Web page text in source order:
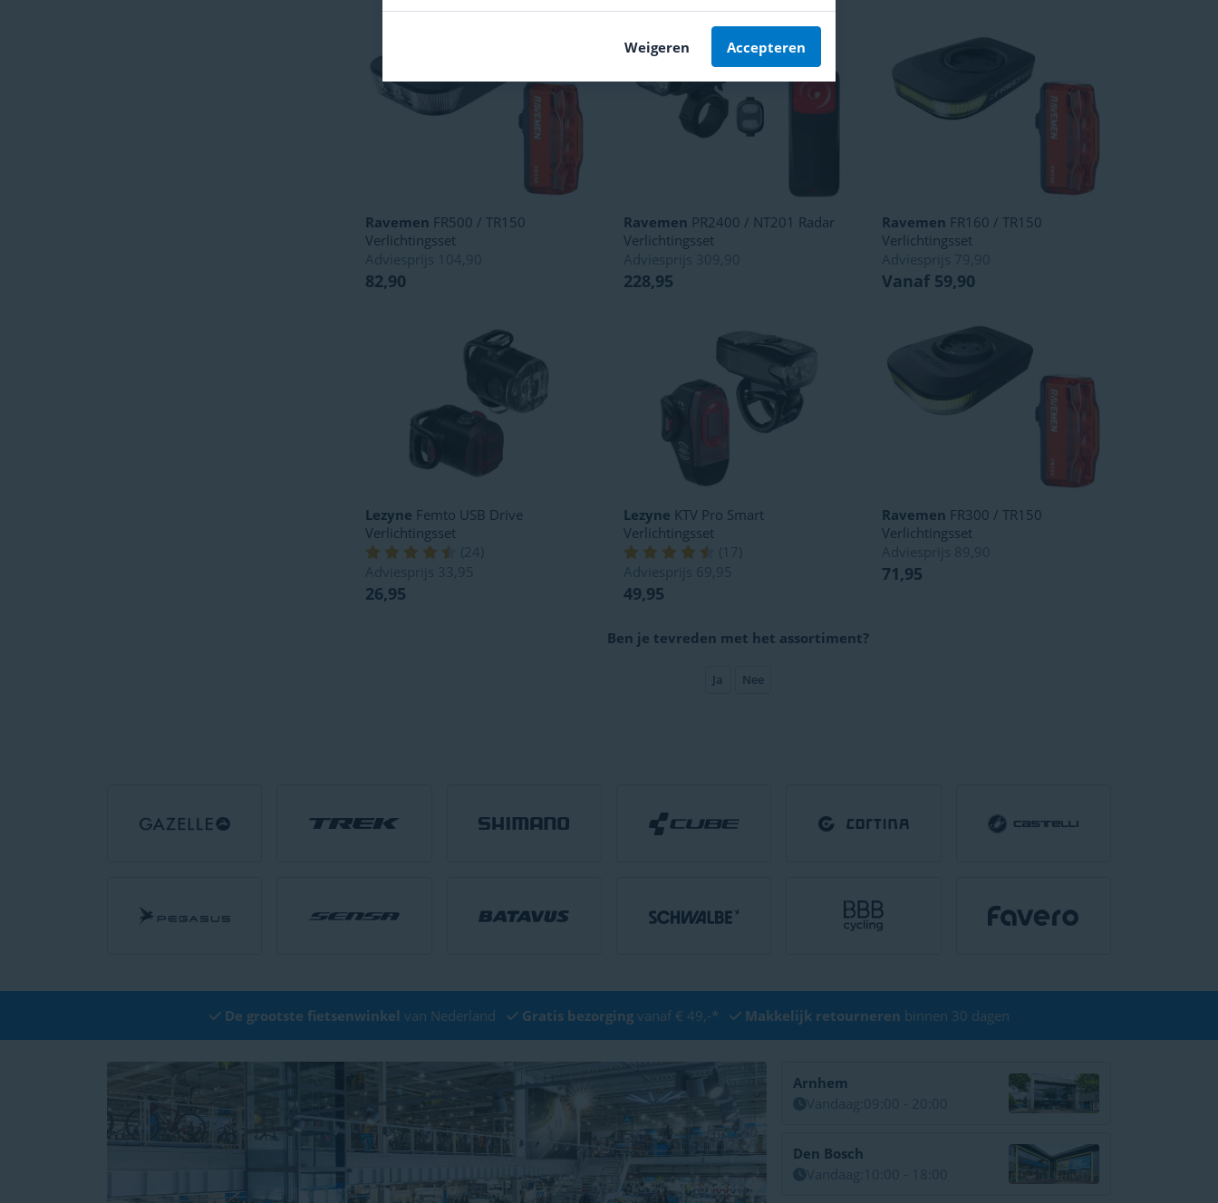
Ravemen FR500 / TR150
Verlichtingsset
Adviesprijs
104,90
82,90
Ravemen PR2400 / NT201 Radar
Verlichtingsset
Adviesprijs 309,90
228,95
Ravemen FR160 / TR150
Verlichtingsset
Adviesprijs 79,90
Vanaf 59,90
Lezyne Femto USB Drive
Verlichtingsset
( 24
Adviesprijs 33,95
26,95
Lezyne KTV Pro Smart
Verlichtingsset
( 17
Adviesprijs 69,95
49,95
Ravemen FR300 / TR150
Verlichtingsset
Adviesprijs 89,90
71,95
Ben je tevreden met het assortiment?
Ja Nee
De grootste fietsenwinkel van Nederland Gratis bezorgingvanaf € 49,-* Makkelijk retourneren binnen 30 dagen
Arnhem
Den Bosch
Weigeren Accepteren